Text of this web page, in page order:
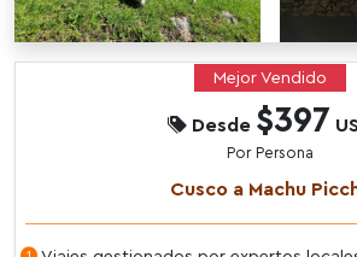
Mejor Vendido
Desde $397
Por Persona
Cusco a Machu